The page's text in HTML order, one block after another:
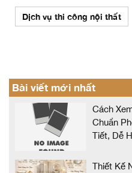
Dịch vụ thi công nội thất
Bài viết mới nhất
Cách
Chuẩn
Tiết, Dễ
Thiết Kế